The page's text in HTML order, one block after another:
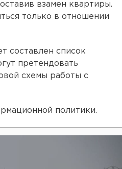
взамен квартиры.
только в отношении
составлен список
претендовать
схемы работы с
политики.